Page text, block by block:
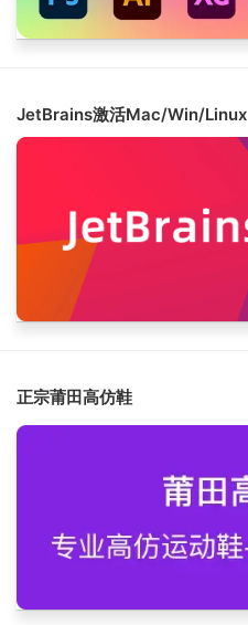
JetBrains激活Mac/Win/Linux
正宗莆田高仿鞋